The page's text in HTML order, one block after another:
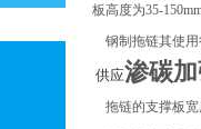
板高度为35-
钢制拖链其使用
供应渗碳
拖链的支撑板宽